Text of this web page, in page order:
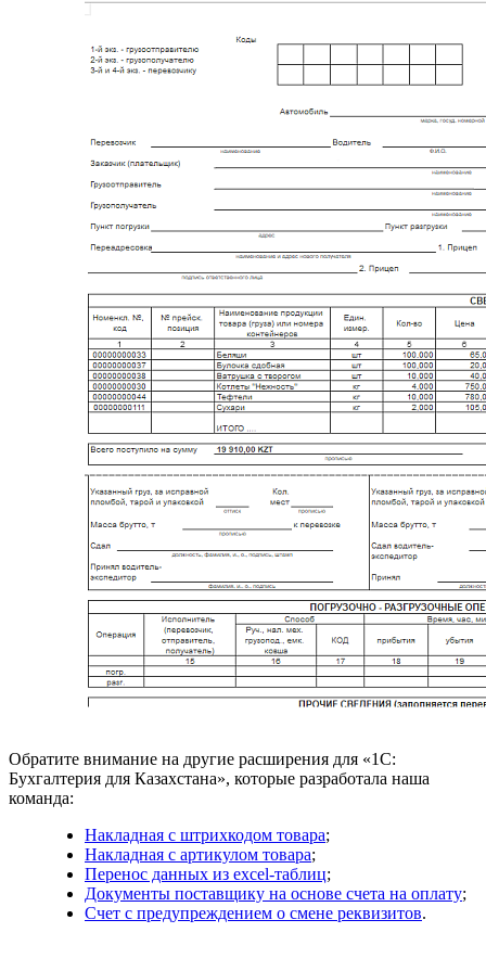
Обратите внимание на другие расширения для «1С:
Бухгалтерия для Казахстана», которые разработала наша
команда:
Накладная с штрихкодом товара;
Накладная с артикулом товара;
Перенос данных из excel-таблиц;
Документы поставщику на основе счета на оплату;
Счет с предупреждением о смене реквизитов.